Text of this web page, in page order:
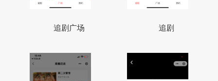
追剧广场 追剧